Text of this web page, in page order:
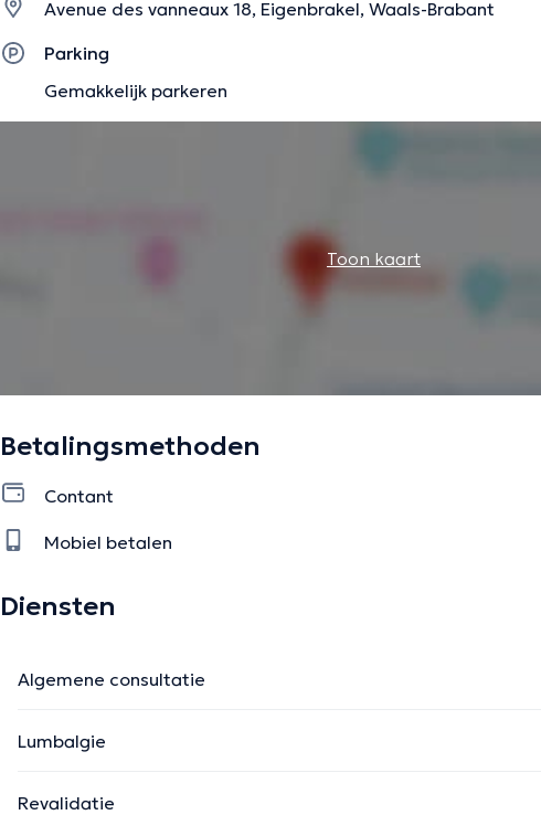
Avenue des vanneaux 18, Eigenbrakel, Waals-Brabant
Parking
Gemakkelijk parkeren
Toon kaart
Betalingsmethoden
Contant
Mobiel betalen
Diensten
Algemene consultatie
Lumbalgie
Revalidatie